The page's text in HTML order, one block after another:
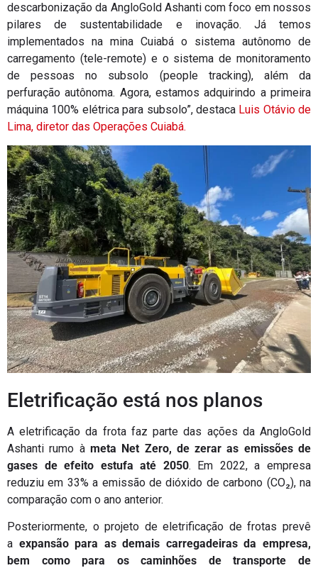
descarbonização da AngloGold Ashanti com foco em nossos
pilares de sustentabilidade e inovação. Já temos
implementados na mina Cuiabá o sistema autônomo de
carregamento (tele-remote) e o sistema de monitoramento
de pessoas no subsolo (people tracking), além da
perfuração autônoma. Agora, estamos adquirindo a primeira
máquina 100% elétrica para subsolo”, destaca Luis Otávio de
Lima, diretor das Operações Cuiabá.
Eletrificação está nos planos
A eletrificação da frota faz parte das ações da AngloGold
Ashanti rumo à meta Net Zero, de zerar as emissões de
gases de efeito estufa até 2050. Em 2022, a empresa
reduziu em 33% a emissão de dióxido de carbono (CO₂), na
comparação com o ano anterior.
Posteriormente, o projeto de eletrificação de frotas prevê
a expansão para as demais carregadeiras da empresa,
bem como para os caminhões de transporte de